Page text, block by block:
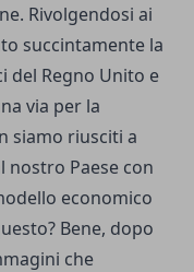
Rivolgendosi ai
succintamente la
del Regno Unito e
via per la
siamo riusciti a
nostro Paese con
economico
Bene, dopo
che